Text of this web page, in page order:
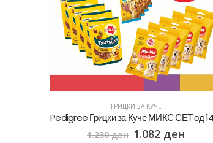
ГРИЦКИ ЗА КУЧЕ
1.230ден 1.082 ден